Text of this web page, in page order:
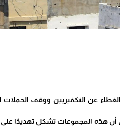
عن التكفيريين ووقف الحملات
هذه المجموعات تشكل تهديدًا على